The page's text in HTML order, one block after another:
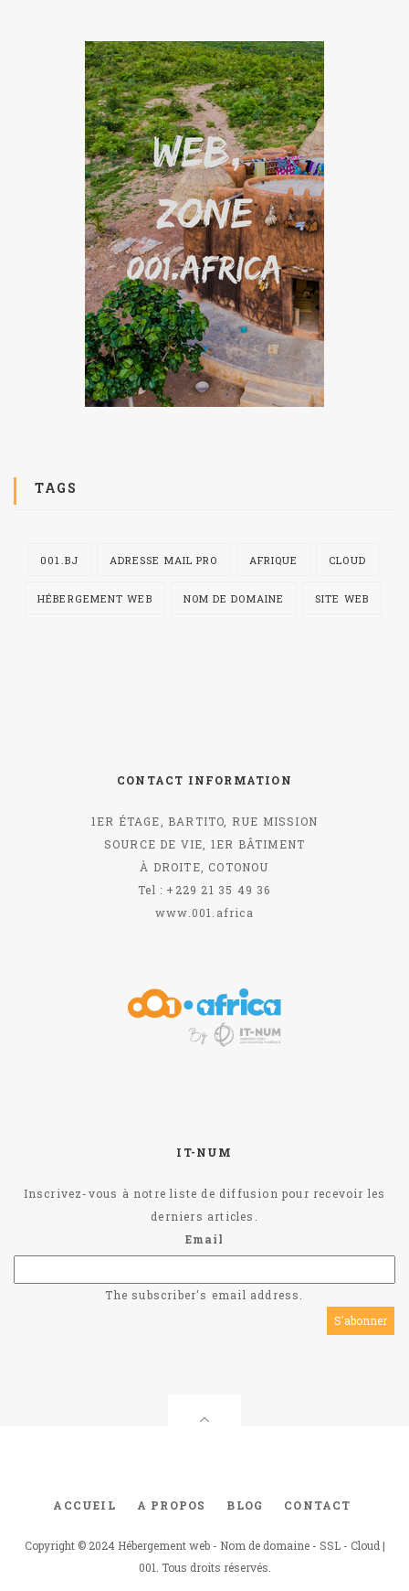
TAGS
001.BJ ADRESSE MAIL PRO AFRIQUE CLOUD
HÉBERGEMENT WEB NOM DE DOMAINE SITE WEB
CONTACT INFORMATION
1ER ÉTAGE, BARTITO, RUE MISSION
SOURCE DE VIE, 1ER BÂTIMENT
À DROITE, COTONOU
Tel : +229 21 35 49 36
www.001.africa
IT-NUM
Inscrivez-vous à notre liste de diffusion pour recevoir les
derniers articles.
Email
The subscriber's email address.
Footer
menu
ACCUEIL A PROPOS BLOG CONTACT
Copyright © 2024 Hébergement web - Nom de domaine - SSL - Cloud |
001. Tous droits réservés.